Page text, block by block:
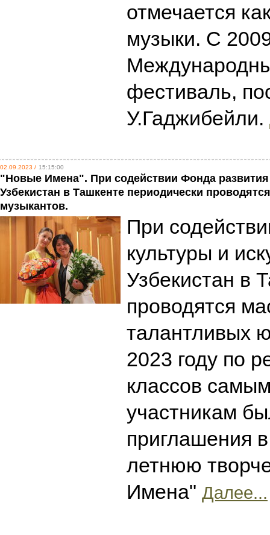
отмечается
музыки. С
фестиваль,
У.Гаджибейли.
02.09.2023 / 15:15:00
"Новые Имена". При содействии Фонда развития
Узбекистан в Ташкенте периодически
музыкантов.
При
культуры и
Узбекистан в
проводятся
талантливых
2023 году по
классов
участникам
приглашения
летнюю
Имена" Далее...